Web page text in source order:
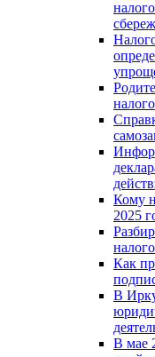
Кому
2025
Как
В
В мае